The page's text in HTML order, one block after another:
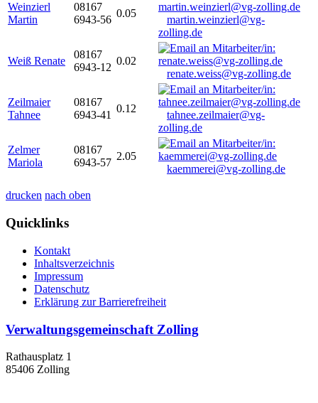
Weinzierl
Martin
08167
6943-56
0.05
martin.weinzierl@vg-
zolling.de
Weiß Renate
08167
6943-12
0.02
renate.weiss@vg-zolling.de
Zeilmaier
Tahnee
08167
6943-41
0.12
tahnee.zeilmaier@vg-
zolling.de
Zelmer
Mariola
08167
6943-57
2.05
kaemmerei@vg-zolling.de
drucken nach oben
Quicklinks
Kontakt
Inhaltsverzeichnis
Impressum
Datenschutz
Erklärung zur Barrierefreiheit
Verwaltungsgemeinschaft Zolling
Rathausplatz 1
85406 Zolling